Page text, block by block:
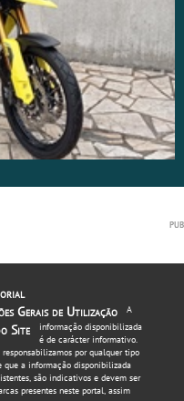
Gerais de Utilização
Site
A
informação disponibilizada
é de carácter informativo.
por qualquer tipo
que a informação disponibilizada
são indicativos e devem ser
presentes neste portal, assim